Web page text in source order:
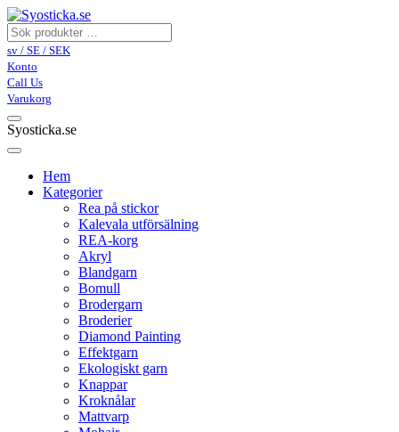
sv / SE / SEK
Konto
Call Us
Varukorg
Syosticka.se
Hem
Kategorier
Rea på stickor
Kalevala utförsälning
REA-korg
Akryl
Blandgarn
Bomull
Brodergarn
Broderier
Diamond Painting
Effektgarn
Ekologiskt garn
Knappar
Kroknålar
Mattvarp